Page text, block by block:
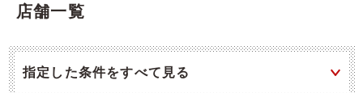
店舗一覧
指定した条件をすべて見る